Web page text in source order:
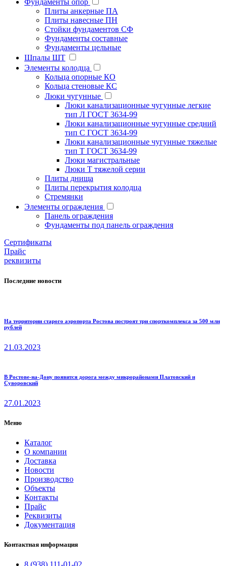
Фундаменты опор
Плиты анкерные ПА
Плиты навесные ПН
Стойки фундаментов СФ
Фундаменты составные
Фундаменты цельные
Шпалы ШТ
Элементы колодца
Кольца опорные КО
Кольца стеновые КС
Люки чугунные
Люки канализационные чугунные легкие
тип Л ГОСТ 3634-99
Люки канализационные чугунные средний
тип С ГОСТ 3634-99
Люки канализационные чугунные тяжелые
тип Т ГОСТ 3634-99
Люки магистральные
Люки Т тяжелой серии
Плиты днища
Плиты перекрытия колодца
Стремянки
Элементы ограждения
Панель ограждения
Фундаменты под панель ограждения
Cертификаты
Прайс
реквизиты
Последние новости
На территории старого аэропорта Ростова построят три спорткомплекса за 500 млн
рублей
21.03.2023
В Ростове-на-Дону появится дорога между микрорайонами Платовский и
Суворовский
27.01.2023
Меню
Каталог
О компании
Доставка
Новости
Производство
Объекты
Контакты
Прайс
Реквизиты
Документация
Контактная информация